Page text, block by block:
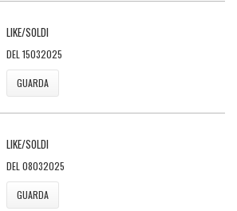
LIKE/SOLDI
DEL 15032025
GUARDA
LIKE/SOLDI
DEL 08032025
GUARDA